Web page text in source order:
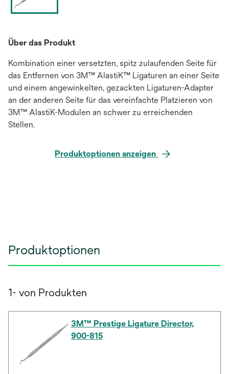
Über das Produkt
Kombination einer versetzten, spitz zulaufenden Seite für
das Entfernen von 3M™ AlastiK™ Ligaturen an einer Seite
und einem angewinkelten, gezackten Ligaturen-Adapter
an der anderen Seite für das vereinfachte Platzieren von
3M™ AlastiK-Modulen an schwer zu erreichenden
Stellen.
Produktoptionen anzeigen
Produktoptionen
1- von Produkten
3M™ Prestige Ligature Director,
900-815